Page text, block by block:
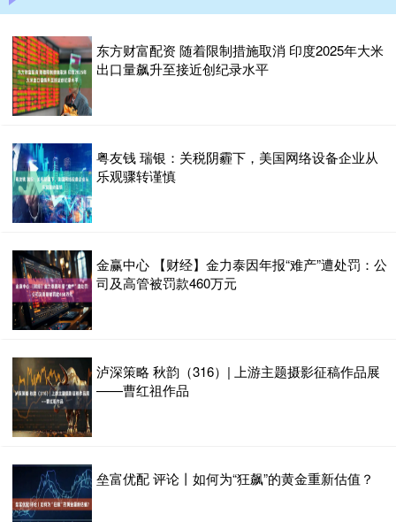
东方财富配资 随着限制措施取消 印度2025年大米
出口量飙升至接近创纪录水平
粤友钱 瑞银：关税阴霾下，美国网络设备企业从
乐观骤转谨慎
金赢中心 【财经】金力泰因年报“难产”遭处罚：公
司及高管被罚款460万元
泸深策略 秋韵（316）| 上游主题摄影征稿作品展
——曹红祖作品
垒富优配 评论丨如何为“狂飙”的黄金重新估值？